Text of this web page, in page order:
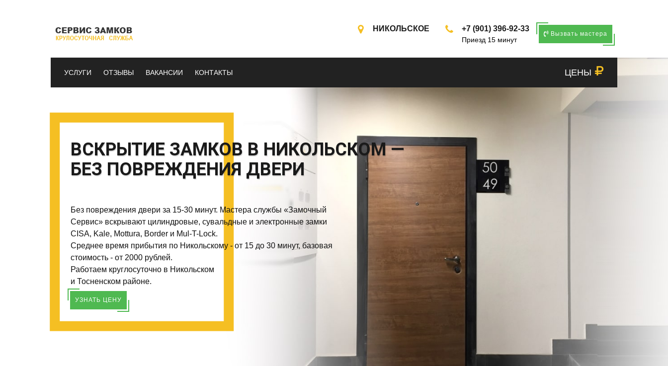
НИКОЛЬСКОЕ +7 (901) 396-92-33
Приезд 15 минут
Вызвать мастера
ЦЕНЫ
УСЛУГИ ОТЗЫВЫ ВАКАНСИИ КОНТАКТЫ
ВСКРЫТИЕ ЗАМКОВ В НИКОЛЬСКОМ —
БЕЗ ПОВРЕЖДЕНИЯ ДВЕРИ
Без повреждения двери за 15-30 минут. Мастера службы «Замочный
Сервис» вскрывают цилиндровые, сувальдные и электронные замки
CISA, Kale, Mottura, Border и Mul-T-Lock.
Среднее время прибытия по Никольскому - от 15 до 30 минут, базовая
стоимость - от 2000 рублей.
Работаем круглосуточно в Никольском
и Тосненском районе.
УЗНАТЬ ЦЕНУ